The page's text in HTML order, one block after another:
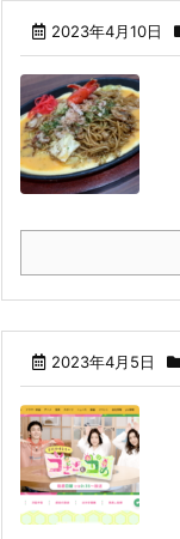
2023年4月10日
2023年4月5日